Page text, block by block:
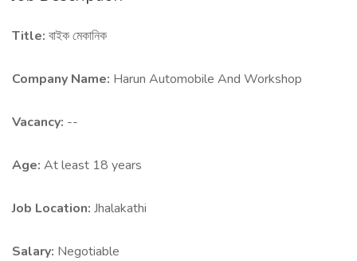
Title: বাইক মেকানিক
Company Name: Harun Automobile And Workshop
Vacancy: --
Age: At least 18 years
Job Location: Jhalakathi
Salary: Negotiable